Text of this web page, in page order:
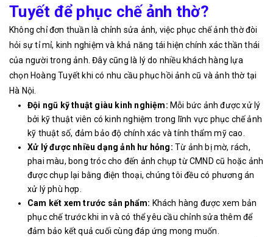
Tuyết để phục chế ảnh thờ?
Không chỉ đơn thuần là chỉnh sửa ảnh, việc phục chế ảnh thờ đòi
hỏi sự tỉ mỉ, kinh nghiệm và khả năng tái hiện chính xác thần thái
của người trong ảnh. Đây cũng là lý do nhiều khách hàng lựa
chọn Hoàng Tuyết khi có nhu cầu phục hồi ảnh cũ và ảnh thờ tại
Hà Nội.
Đội ngũ kỹ thuật giàu kinh nghiệm: Mỗi bức ảnh được xử lý
bởi kỹ thuật viên có kinh nghiệm trong lĩnh vực phục chế ảnh
kỹ thuật số, đảm bảo độ chính xác và tính thẩm mỹ cao.
Xử lý được nhiều dạng ảnh hư hỏng: Từ ảnh bị mờ, rách,
phai màu, bong tróc cho đến ảnh chụp từ CMND cũ hoặc ảnh
được chụp lại bằng điện thoại, chúng tôi đều có phương án
xử lý phù hợp.
Cam kết xem trước sản phẩm: Khách hàng được xem bản
phục chế trước khi in và có thể yêu cầu chỉnh sửa thêm để
đảm bảo kết quả cuối cùng đáp ứng mong muốn.